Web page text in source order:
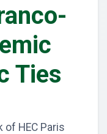
Ties
of HEC Paris